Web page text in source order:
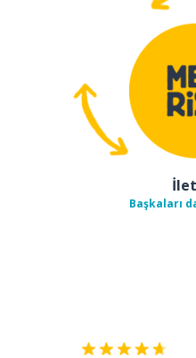
Başkaları